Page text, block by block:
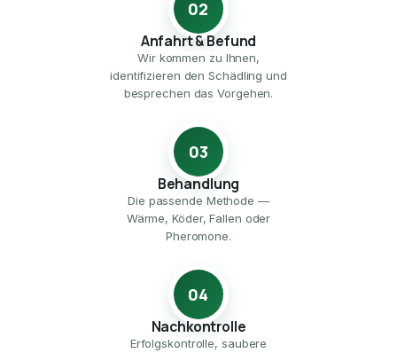
02
Anfahrt & Befund
Wir kommen zu Ihnen,
identifizieren den Schädling und
besprechen das Vorgehen.
03
Behandlung
Die passende Methode —
Wärme, Köder, Fallen oder
Pheromone.
04
Nachkontrolle
Erfolgskontrolle, saubere